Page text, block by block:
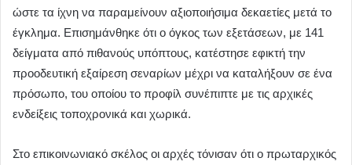
ώστε τα ίχνη να παραμείνουν αξιοποιήσιμα δεκαετίες μετά το
έγκλημα. Επισημάνθηκε ότι ο όγκος των εξετάσεων, με 141
δείγματα από πιθανούς υπόπτους, κατέστησε εφικτή την
προοδευτική εξαίρεση σεναρίων μέχρι να καταλήξουν σε ένα
πρόσωπο, του οποίου το προφίλ συνέπιπτε με τις αρχικές
ενδείξεις τοποχρονικά και χωρικά.
Στο επικοινωνιακό σκέλος οι αρχές τόνισαν ότι ο πρωταρχικός